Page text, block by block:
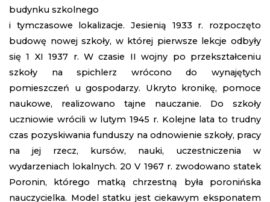
budynku szkolnego
i tymczasowe lokalizacje. Jesienią 1933 r. rozpoczęto
budowę nowej szkoły, w której pierwsze lekcje odbyły
się 1 XI 1937 r. W czasie II wojny po przekształceniu
szkoły na spichlerz wrócono do wynajętych
pomieszczeń u gospodarzy. Ukryto kronikę, pomoce
naukowe, realizowano tajne nauczanie. Do szkoły
uczniowie wrócili w lutym 1945 r. Kolejne lata to trudny
czas pozyskiwania funduszy na odnowienie szkoły, pracy
na jej rzecz, kursów, nauki, uczestniczenia w
wydarzeniach lokalnych. 20 V 1967 r. zwodowano statek
Poronin, którego matką chrzestną była poronińska
nauczycielka. Model statku jest ciekawym eksponatem